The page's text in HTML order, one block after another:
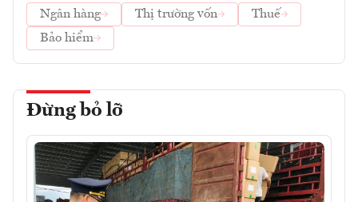
Ngân hàng
Thị trường vốn
Thuế
Bảo hiểm
Đừng bỏ lỡ